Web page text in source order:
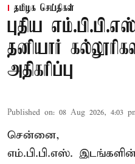
தமிழக செய்திகள்
புதிய
தனியார்
அதிகரிப்பு
Published on: 08 Aug 2026, 4:03
சென்னை,
எம்.பி.பி.எஸ்.